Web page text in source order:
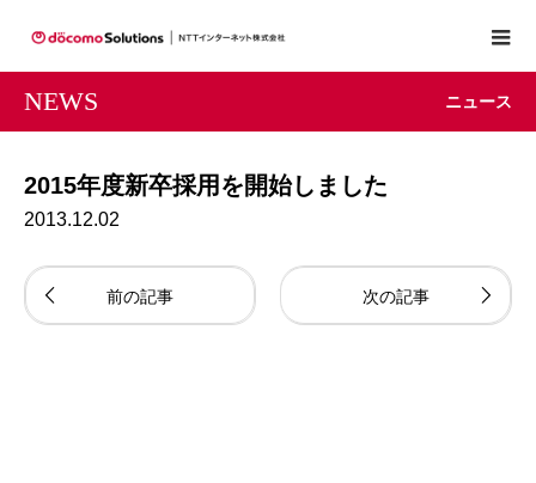
NEWS ニュース
2015年度新卒採用を開始しました
2013.12.02